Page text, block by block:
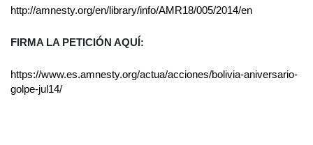
http://amnesty.org/en/library/info/AMR18/005/2014/en
FIRMA LA PETICIÓN AQUÍ:
https://www.es.amnesty.org/actua/acciones/bolivia-aniversario-
golpe-jul14/